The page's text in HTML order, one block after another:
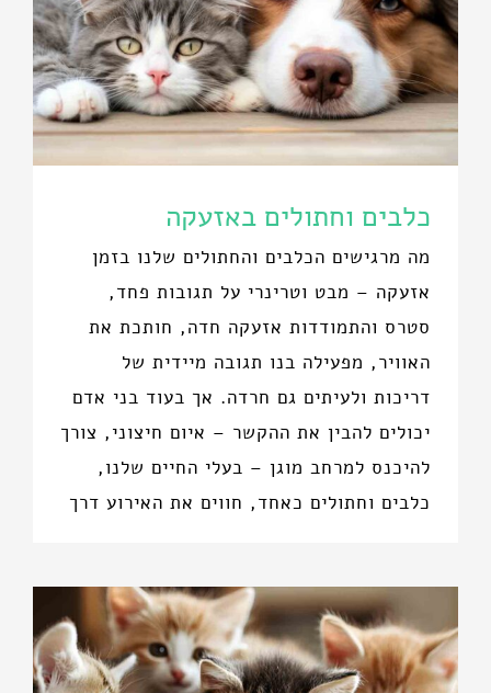
כלבים וחתולים באזעקה
מה מרגישים הכלבים והחתולים שלנו בזמן
אזעקה – מבט וטרינרי על תגובות פחד,
סטרס והתמודדות אזעקה חדה, חותכת את
האוויר, מפעילה בנו תגובה מיידית של
דריכות ולעיתים גם חרדה. אך בעוד בני אדם
יכולים להבין את ההקשר – איום חיצוני, צורך
להיכנס למרחב מוגן – בעלי החיים שלנו,
כלבים וחתולים כאחד, חווים את האירוע דרך